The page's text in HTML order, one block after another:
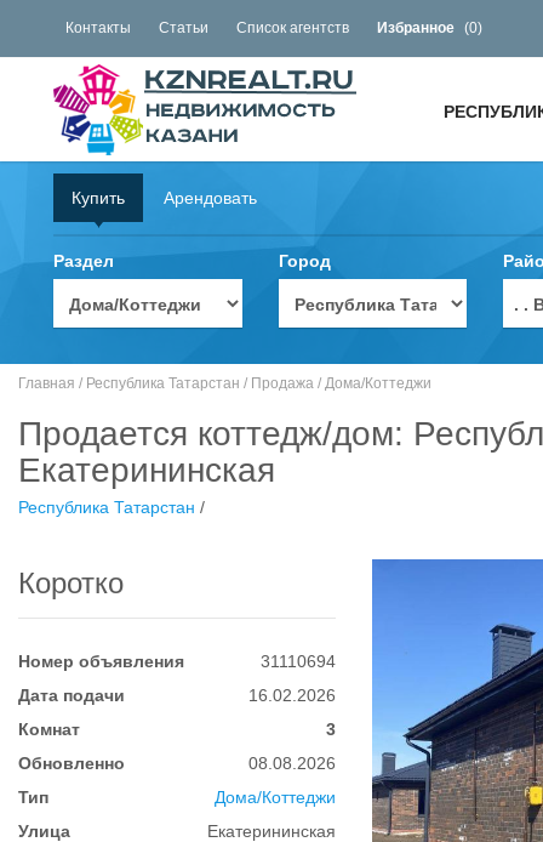
Контакты Статьи Список агентств Избранное (0)
Купить Арендовать
Раздел Город
. .
Главная / Республика Татарстан / Продажа / Дома/Коттеджи
Продается коттедж/дом:
Екатерининская
Республика Татарстан /
Коротко
Номер объявления
31110694
Дата подачи
16.02.2026
Комнат
3
Обновленно
08.08.2026
Тип
Дома/Коттеджи
Улица
Екатерининская